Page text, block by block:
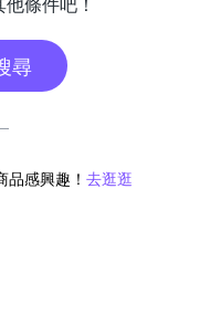
尋
感興趣！ 去逛逛